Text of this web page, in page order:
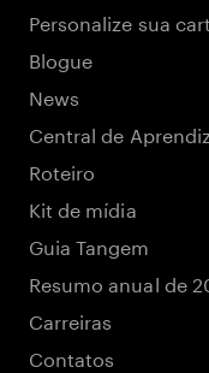
Personalize sua
Blogue
News
Central de
Roteiro
Kit de mídia
Guia Tangem
Resumo anual de
Carreiras
Contatos